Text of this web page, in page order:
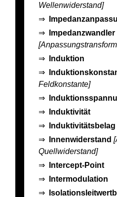
Wellenwiderstand]
⇒
⇒
Impedanzwandler
⇒
Induktion
⇒
Feldkonstante]
⇒
⇒
Induktivität
⇒
Induktivitätsbelag
⇒
Innenwiderstand
Quellwiderstand]
⇒
Intercept-Point
⇒
Intermodulation
⇒